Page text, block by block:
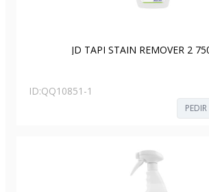
JD TAPI STAIN REMOVER 2
ID:QQ10851-1